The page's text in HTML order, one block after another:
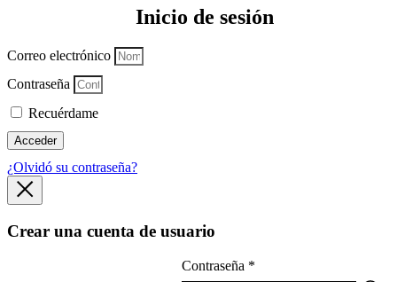
Inicio de sesión
Correo electrónico
Contraseña
Recuérdame
Acceder
¿Olvidó su contraseña?
Crear una cuenta de usuario
Contraseña *